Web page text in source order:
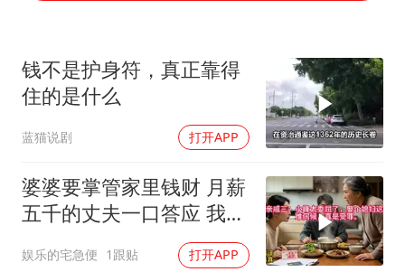
钱不是护身符，真正靠得
住的是什么
蓝猫说剧 打开APP
婆婆要掌管家里钱财 月薪
五千的丈夫一口答应 我拒
娱乐的宅急便 1跟贴 打开APP